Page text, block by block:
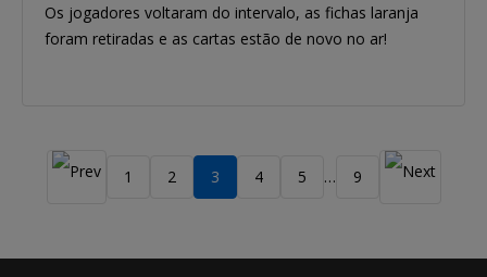
Os jogadores voltaram do intervalo, as fichas laranja
foram retiradas e as cartas estão de novo no ar!
1 2 3 4 5 … 9